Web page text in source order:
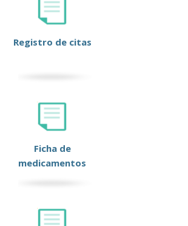
Registro de citas
Ficha de
medicamentos